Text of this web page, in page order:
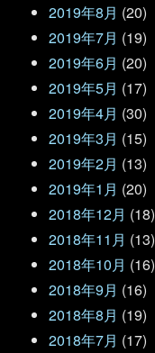
2019年8月 (20)
2019年7月 (19)
2019年6月 (20)
2019年5月 (17)
2019年4月 (30)
2019年3月 (15)
2019年2月 (13)
2019年1月 (20)
2018年12月 (18)
2018年11月 (13)
2018年10月 (16)
2018年9月 (16)
2018年8月 (19)
2018年7月 (17)